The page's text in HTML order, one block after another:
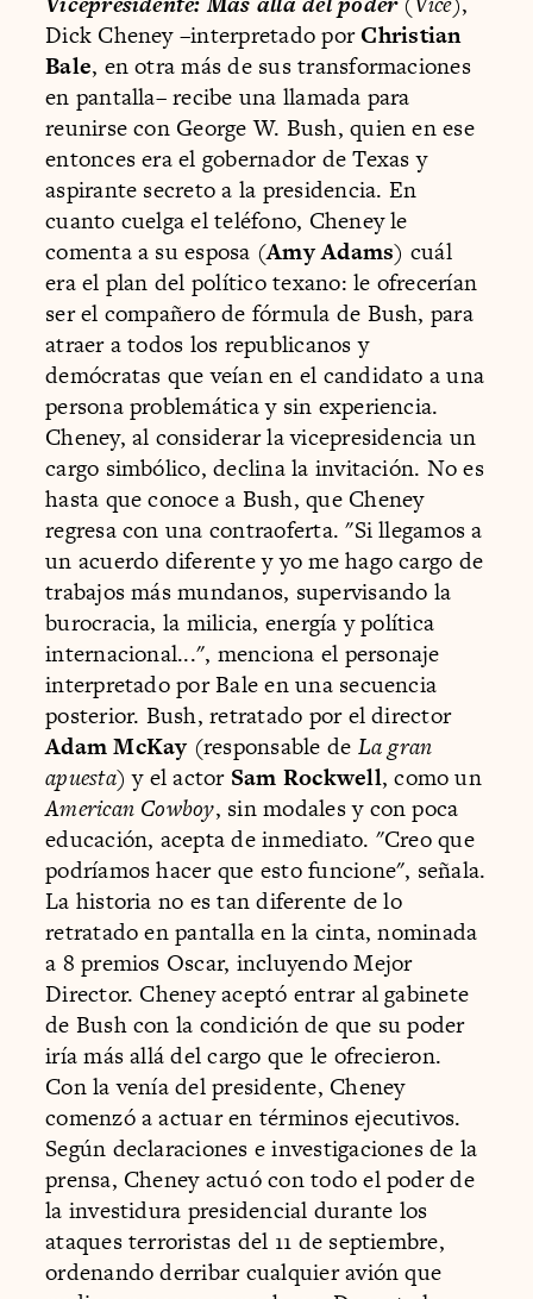
Dick Cheney –interpretado porChristian
Bale, en otra más de sus transformaciones
en pantalla– recibe una llamada para
reunirse con George W. Bush, quien en ese
entonces era el gobernador de Texas y
aspirante secreto a la presidencia. En
cuanto cuelga el teléfono, Cheney le
comenta a su esposa (Amy Adams) cuál
era el plan del político texano: le ofrecerían
ser el compañero de fórmula de Bush, para
atraer a todos los republicanos y
demócratas que veían en el candidato a una
persona problemática y sin experiencia.
Cheney, al considerar la vicepresidencia un
cargo simbólico, declina la invitación. No es
hasta que conoce a Bush, que Cheney
regresa con una contraoferta. "Si llegamos a
un acuerdo diferente y yo me hago cargo de
trabajos más mundanos, supervisando la
burocracia, la milicia, energía y política
internacional...", menciona el personaje
interpretado por Bale en una secuencia
posterior. Bush, retratado por el director
Adam McKay (responsable de La gran
apuesta) y el actorSam Rockwell, como un
American Cowboy, sin modales y con poca
educación, acepta de inmediato. "Creo que
podríamos hacer que esto funcione", señala.
La historia no es tan diferente de lo
retratado en pantalla en la cinta, nominada
a 8 premios Oscar, incluyendo Mejor
Director. Cheney aceptó entrar al gabinete
de Bush con la condición de que su poder
iría más allá del cargo que le ofrecieron.
Con la venía del presidente, Cheney
comenzó a actuar en términos ejecutivos.
Según declaraciones e investigaciones de la
prensa, Cheney actuó con todo el poder de
la investidura presidencial durante los
ataques terroristas del 11 de septiembre,
ordenando derribar cualquier avión que